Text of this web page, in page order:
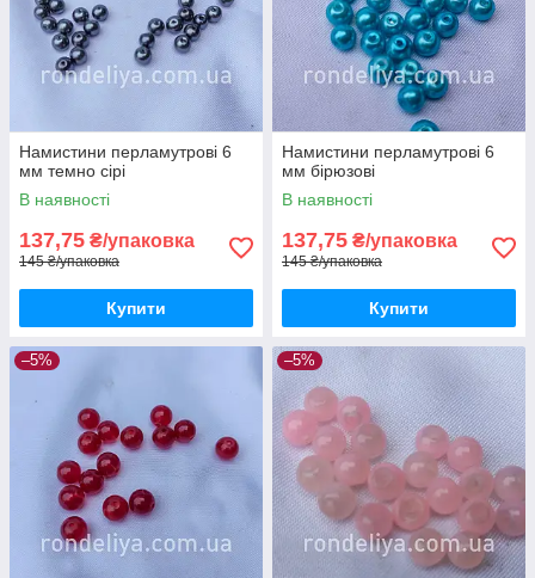
Намистини перламутрові 6
мм темно сірі
В наявності
137,75 ₴/упаковка
145 ₴/упаковка
Купити
Намистини перламутрові 6
мм бірюзові
В наявності
137,75 ₴/упаковка
145 ₴/упаковка
Купити
–5% –5%